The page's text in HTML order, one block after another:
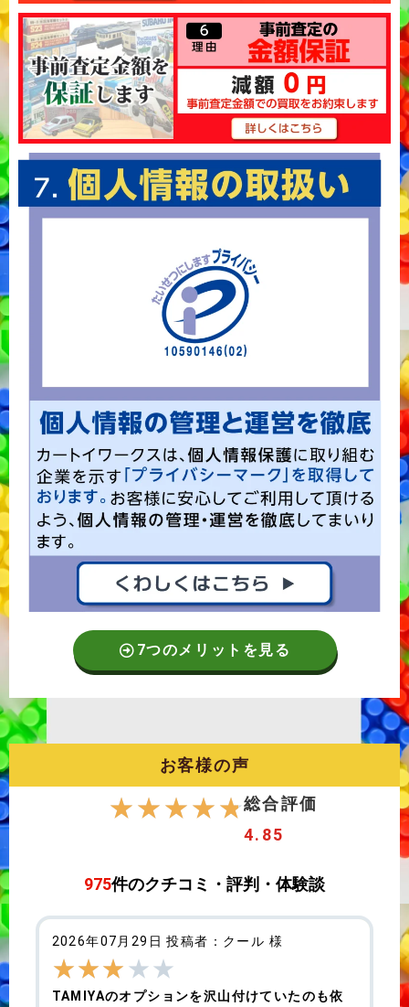
7つのメリットを見る
お客様の声
☆☆☆☆☆総合評価
4.85
975件のクチコミ・評判・体験談
2026年07月29日 投稿者：クール 様
★★★ ★★
TAMIYAのオプションを沢山付けていたのも依